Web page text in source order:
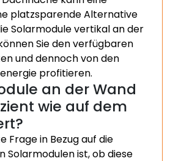
platzsparende Alternative
Solarmodule vertikal an der
Sie den verfügbaren
und dennoch von den
profitieren.
an der Wand
wie auf dem
Frage in Bezug auf die
Solarmodulen ist, ob diese